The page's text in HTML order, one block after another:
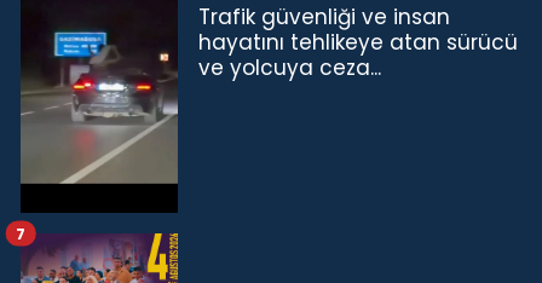
Trafik güvenliği ve insan
hayatını tehlikeye atan sürücü
ve yolcuya ceza...
7